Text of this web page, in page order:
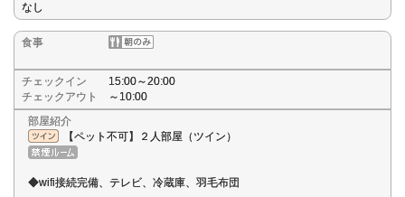
なし
食事
チェックイン
15:00～20:00
チェックアウト
～10:00
部屋紹介
【ペット不可】２人部屋（ツイン）
◆wifi接続完備、テレビ、冷蔵庫、羽毛布団